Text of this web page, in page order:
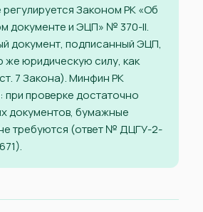
Законом РК «Об
документе и ЭЦП» № 370-II.
документ, подписанный ЭЦП,
же юридическую силу, как
7 Закона). Минфин РК
при проверке достаточно
документов, бумажные
требуются (ответ № ДЦГУ-2-